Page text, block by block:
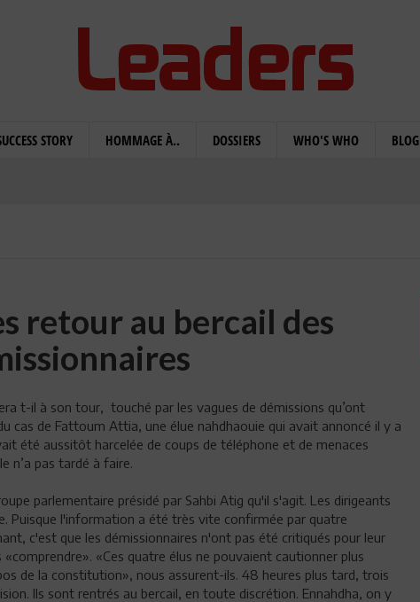
STORY HOMMAGE À.. DOSSIERS WHO'S WHO BLOG
retour au bercail des
t-il à son tour, touché par les vagues de démissions qu’ont
cas de Fattoum Attia, une élue nahdhaouie qui avait annoncé il y a
été aussitôt harcelée de coups de téléphone et de menaces
n’a pas tardé à faire.
parlementaire présidé par Sahbi Atig qu'il s'agit. Les dirigeants
Puisque l'information a été très vite confirmée par quatre
c'est que les démissionnaires n'ont pas été critiqués pour leur
«Ces quatre élus ne pouvaient cautionner plus
de la constitution», nous assurent-ils. 48 heures plus tard, trois
Ils sont rentrés au bercail, en toute discrétion. Ennahdha, on y